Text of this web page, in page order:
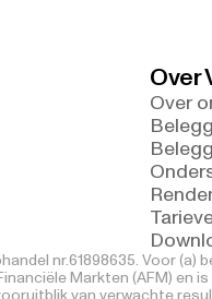
Over
Over
nr.61898635. Voor (a)
Markten (AFM) en
van verwachte